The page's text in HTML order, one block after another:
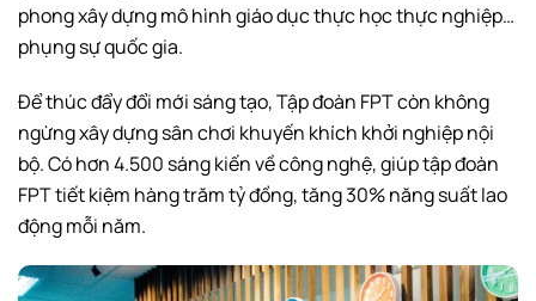
phong xây dựng mô hình giáo dục thực học thực nghiệp…
phụng sự quốc gia.
Để thúc đẩy đổi mới sáng tạo, Tập đoàn FPT còn không
ngừng xây dựng sân chơi khuyến khích khởi nghiệp nội
bộ. Có hơn 4.500 sáng kiến về công nghệ, giúp tập đoàn
FPT tiết kiệm hàng trăm tỷ đồng, tăng 30% năng suất lao
động mỗi năm.